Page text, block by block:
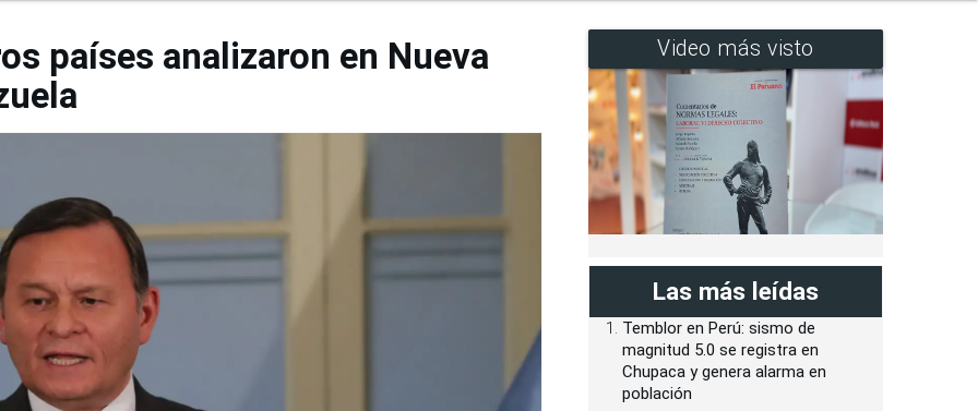
países analizaron en Nueva
Video más visto
Las más leídas
Temblor en Perú: sismo de
magnitud 5.0 se registra en
Chupaca y genera alarma en
población